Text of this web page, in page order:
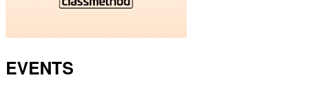
EVENTS